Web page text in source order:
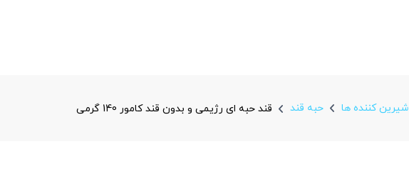
شیرین کننده ها حبه قند قند حبه ای رژیمی و بدون قند کامور 140 گرمی